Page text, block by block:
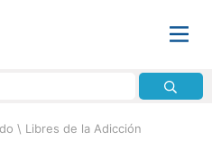
\ Libres de la Adicción